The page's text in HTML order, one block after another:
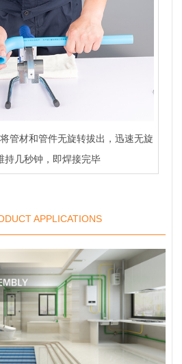
管材和管件无旋转拔出，迅速无旋
持几秒钟，即焊接完毕
APPLICATIONS